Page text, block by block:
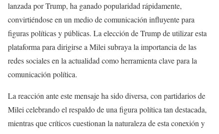
lanzada por Trump, ha ganado popularidad rápidamente,
convirtiéndose en un medio de comunicación influyente para
figuras políticas y públicas. La elección de Trump de utilizar esta
plataforma para dirigirse a Milei subraya la importancia de las
redes sociales en la actualidad como herramienta clave para la
comunicación política.
La reacción ante este mensaje ha sido diversa, con partidarios de
Milei celebrando el respaldo de una figura política tan destacada,
mientras que críticos cuestionan la naturaleza de esta conexión y